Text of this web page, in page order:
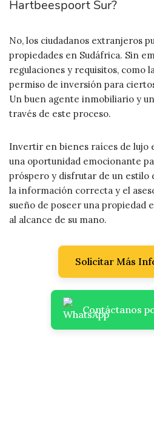
Hartbeespoort Sur?
No, los ciudadanos extranjeros
propiedades en Sudáfrica. Sin
regulaciones y requisitos, como
permiso de inversión para
Un buen agente inmobiliario y
través de este proceso.
Invertir en bienes raíces de lujo
una oportunidad emocionante
próspero y disfrutar de un estilo
la información correcta y el
sueño de poseer una propiedad
al alcance de su mano.
Solicitar Más
Contáctanos